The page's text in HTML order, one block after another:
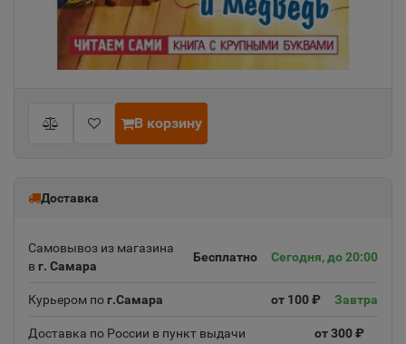
В корзину
Доставка
Самовывоз из магазина
в г. Самара
Бесплатно Сегодня, до 20:00
Курьером пог.Самара от 100 ₽ Завтра
Доставка по России в пункт выдачи от 300 ₽